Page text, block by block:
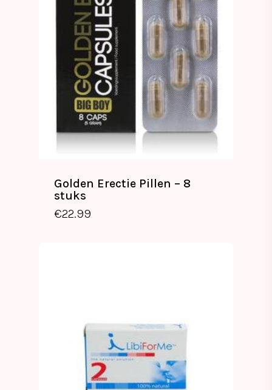
Golden Erectie Pillen – 8
stuks
€22.99